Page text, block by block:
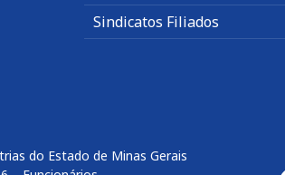
Sindicatos Filiados
do Estado de Minas Gerais